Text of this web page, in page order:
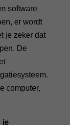
software
er wordt
je zeker dat
De
computer,
je